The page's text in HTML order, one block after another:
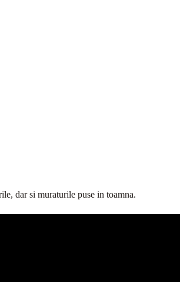
dar si muraturile puse in toamna.